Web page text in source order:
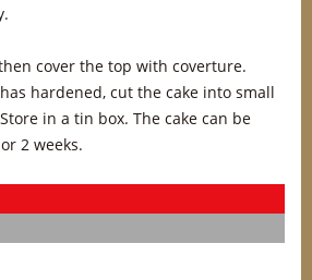
cover the top with coverture.
hardened, cut the cake into small
in a tin box. The cake can be
2 weeks.